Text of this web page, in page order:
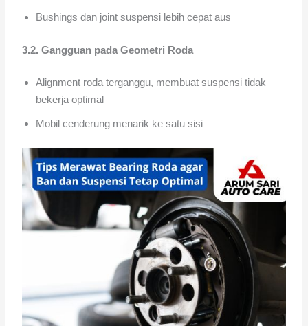
Bushings dan joint suspensi lebih cepat aus
3.2. Gangguan pada Geometri Roda
Alignment roda terganggu, membuat suspensi tidak
bekerja optimal
Mobil cenderung menarik ke satu sisi